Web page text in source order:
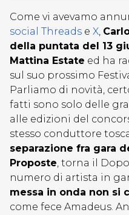
Come vi avevamo
social Threads e X,
della puntata del 13
Mattina Estate ed ha
sul suo prossimo
Parliamo di novità,
fatti sono solo delle
alle edizioni del
stesso conduttore
separazione fra gara
Proposte, torna il
numero di artista in
messa in onda non si
come fece Amadeus.